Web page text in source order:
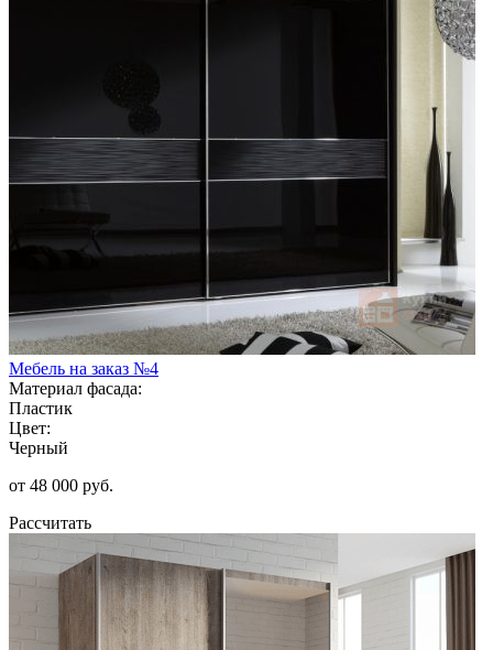
Мебель на заказ №4
Материал фасада:
Пластик
Цвет:
Черный
от 48 000 руб.
Рассчитать